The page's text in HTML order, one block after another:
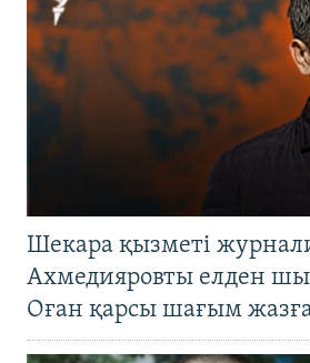
Шекара қызметі
Ахмедияровты елден
Оған қарсы шағым